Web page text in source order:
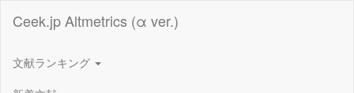
Ceek.jp Altmetrics (α ver.)
文献ランキング